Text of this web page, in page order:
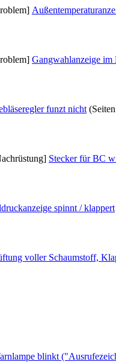
Gangwahlanzeige im
funzt nicht
Stecker für BC
spinnt / klappert
voller Schaumstoff,
blinkt